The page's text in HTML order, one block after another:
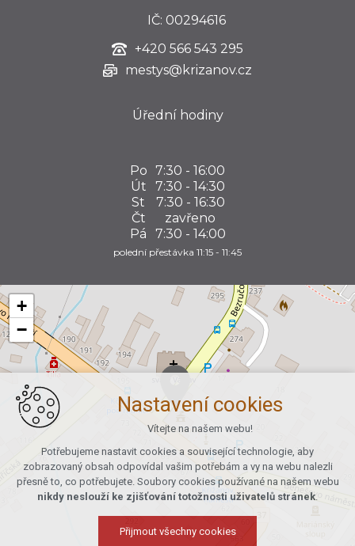
IČ: 00294616
+420 566 543 295
mestys@krizanov.cz
Úřední hodiny
Po 7:30 - 16:00
Út
7:30 - 14:30
St
7:30 - 16:30
Čt
zavřeno
Pá
7:30 - 14:00
polední přestávka 11:15 - 11:45
+
−
Nastavení cookies
Vítejte na našem webu!
Potřebujeme nastavit cookies a související technologie, aby
zobrazovaný obsah odpovídal vašim potřebám a vy na webu nalezli
přesně to, co potřebujete. Soubory cookies používané na našem webu
nikdy neslouží ke zjišťování totožnosti uživatelů stránek.
Přijmout všechny cookies